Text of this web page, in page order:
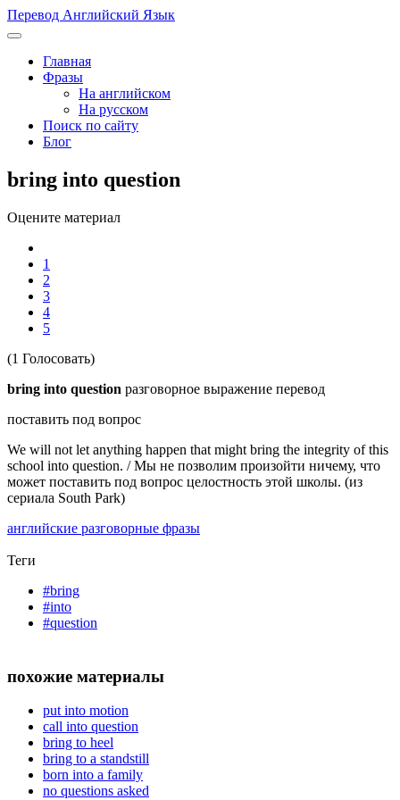
Перевод Английский Язык
Главная
Фразы
На английском
На русском
Поиск по сайту
Блог
bring into question
Оцените материал
1
2
3
4
5
(1 Голосовать)
bring into question разговорное выражение перевод
поставить под вопрос
We will not let anything happen that might bring the integrity of this
school into question. / Мы не позволим произойти ничему, что
может поставить под вопрос целостность этой школы. (из
сериала South Park)
английские разговорные фразы
Теги
#bring
#into
#question
похожие материалы
put into motion
call into question
bring to heel
bring to a standstill
born into a family
no questions asked